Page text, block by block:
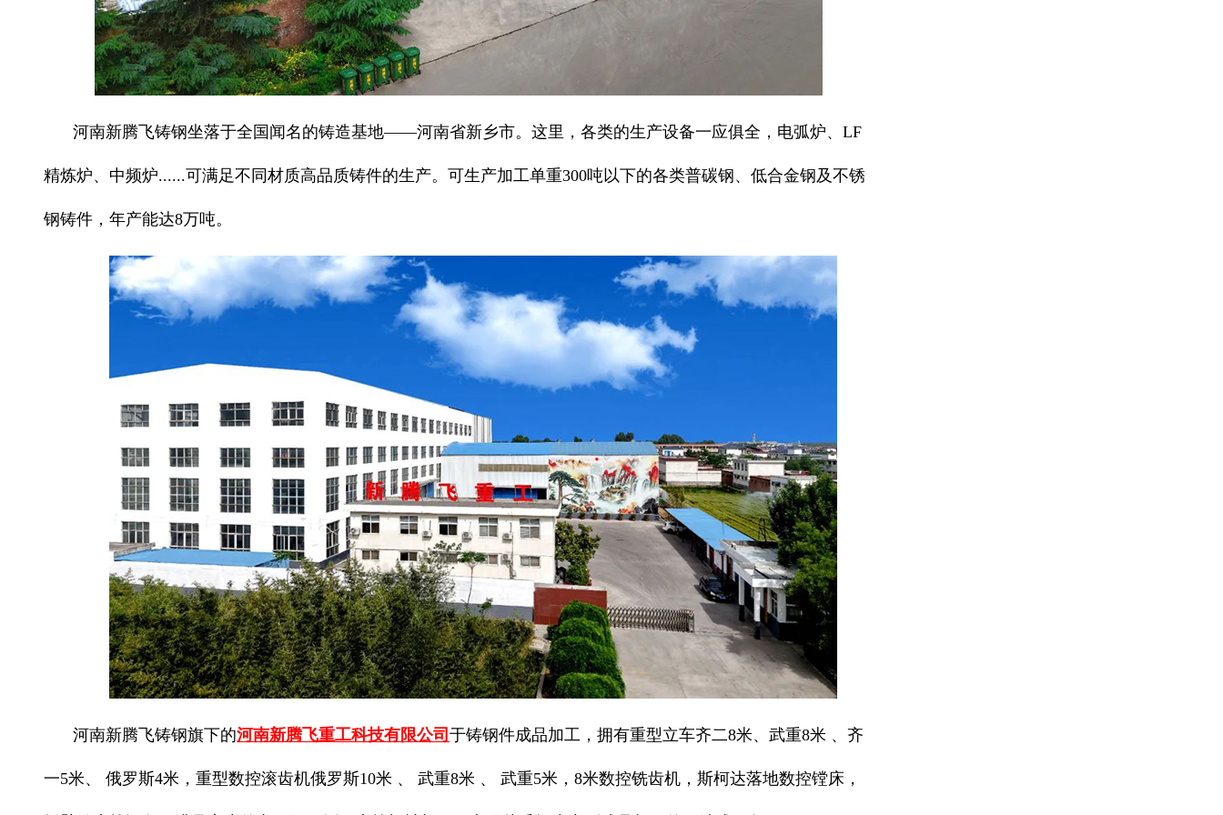
河南新腾飞铸钢坐落于全国闻名的铸造基地——河南省新乡市。这里，各类的生产设备一应俱全，电弧炉、LF
精炼炉、中频炉......可满足不同材质高品质铸件的生产。可生产加工单重300吨以下的各类普碳钢、低合金钢及不锈
钢铸件，年产能达8万吨。
河南新腾飞铸钢旗下的河南新腾飞重工科技有限公司 于铸钢件成品加工，拥有重型立车齐二8米、武重8米 、齐
一5米、 俄罗斯4米，重型数控滚齿机俄罗斯10米 、 武重8米 、 武重5米，8米数控铣齿机，斯柯达落地数控镗床，